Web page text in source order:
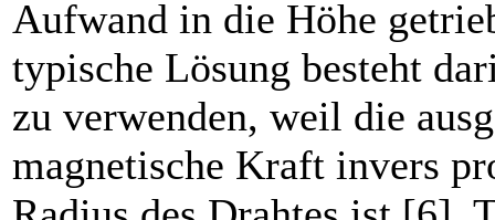
Aufwand in die Höhe
typische Lösung besteht
zu verwenden, weil die
magnetische Kraft invers